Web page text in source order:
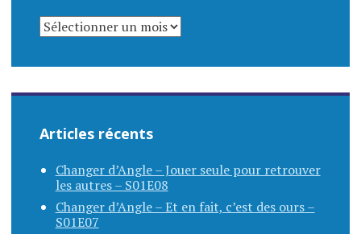
ARCHIVES
Articles récents
Changer d’Angle – Jouer seule pour retrouver
les autres – S01E08
Changer d’Angle – Et en fait, c’est des ours –
S01E07